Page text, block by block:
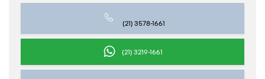
(21) 3578-1661
(21) 3219-1661